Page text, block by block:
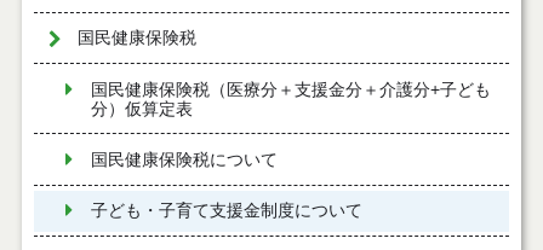
国民健康保険税
国民健康保険税（医療分＋支援金分＋介護分+子ども
分）仮算定表
国民健康保険税について
子ども・子育て支援金制度について